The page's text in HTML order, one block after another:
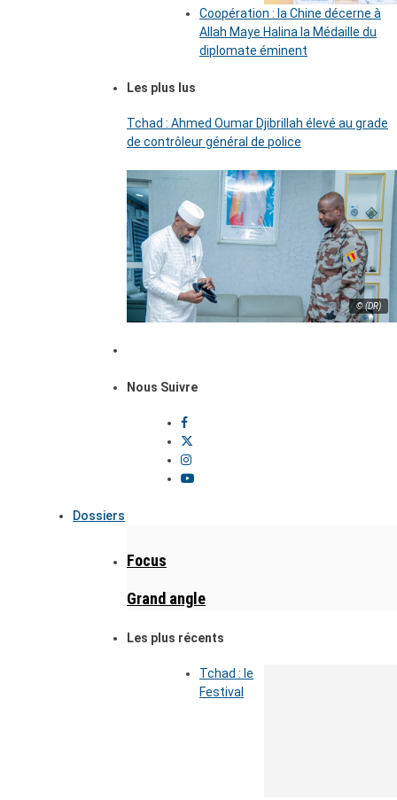
Coopération : la Chine décerne à
Allah Maye Halina la Médaille du
diplomate éminent
Les plus lus
Tchad : Ahmed Oumar Djibrillah élevé au grade
de contrôleur général de police
© (DR)
Nous Suivre
Dossiers
Focus
Grand angle
Les plus récents
Tchad : le
Festival